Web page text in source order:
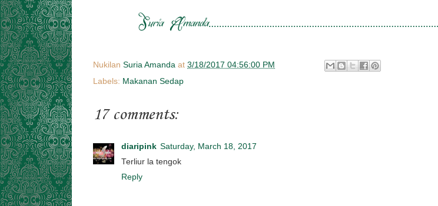
Nukilan Suria Amanda at 3/18/2017 04:56:00 PM
Labels: Makanan Sedap
17 comments:
diaripink Saturday, March 18, 2017
Terliur la tengok
Reply